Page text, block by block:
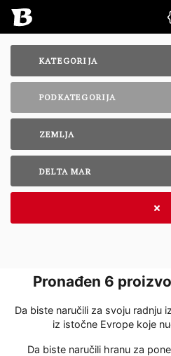
KATEGORIJA
PODKATEGORIJA
ZEMLJA
DELTA MAR
Pronađen 6
Da biste naručili za svoju radnju
iz istočne Evrope koje
Da biste naručili hranu za